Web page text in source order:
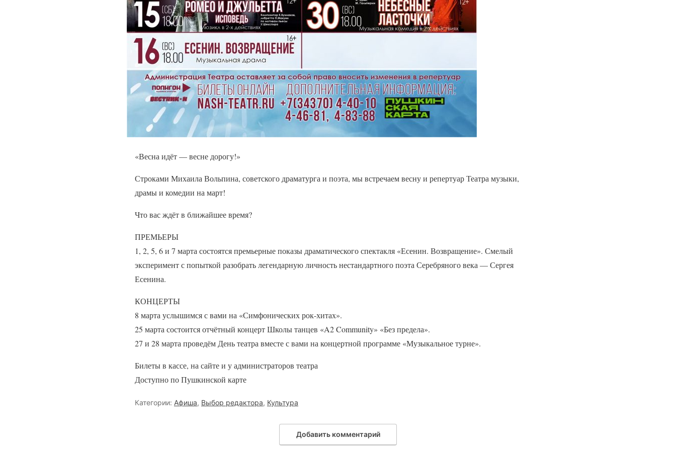
«Весна идёт — весне дорогу!»
Строками Михаила Вольпина, советского драматурга и поэта, мы встречаем весну и репертуар Театра музыки,
драмы и комедии на март!
Что вас ждёт в ближайшее время?
ПРЕМЬЕРЫ
1, 2, 5, 6 и 7 марта состоятся премьерные показы драматического спектакля «Есенин. Возвращение». Смелый
эксперимент с попыткой разобрать легендарную личность нестандартного поэта Серебряного века — Сергея
Есенина.
КОНЦЕРТЫ
8 марта услышимся с вами на «Симфонических рок-хитах».
25 марта состоится отчётный концерт Школы танцев «A2 Community» «Без предела».
27 и 28 марта проведём День театра вместе с вами на концертной программе «Музыкальное турне».
Билеты в кассе, на сайте и у администраторов театра
Доступно по Пушкинской карте
Категории: Афиша, Выбор редактора, Культура
Добавить комментарий